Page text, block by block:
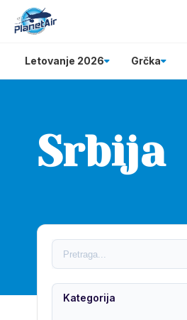
Letovanje 2026 Grčka
Srbija
Kategorija